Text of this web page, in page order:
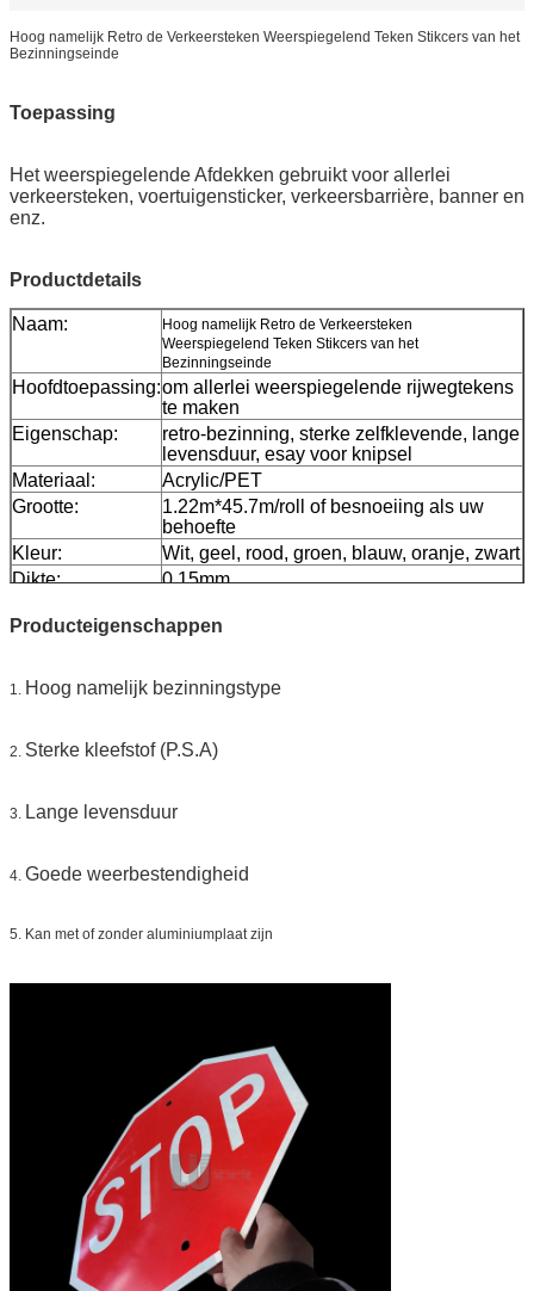
Hoog namelijk Retro de Verkeersteken Weerspiegelend Teken Stikcers van het
Bezinningseinde
Toepassing
Het weerspiegelende Afdekken gebruikt voor allerlei
verkeersteken, voertuigensticker, verkeersbarrière, banner en
enz.
Productdetails
Naam:
Hoog namelijk Retro de Verkeersteken
Weerspiegelend Teken Stikcers van het
Bezinningseinde
Hoofdtoepassing:om allerlei weerspiegelende rijwegtekens
te maken
Eigenschap:
retro-bezinning, sterke zelfklevende, lange
levensduur, esay voor knipsel
Materiaal:
Acrylic/PET
Grootte:
1.22m*45.7m/roll of besnoeiing als uw
behoefte
Kleur:
Wit, geel, rood, groen, blauw, oranje, zwart
Dikte:
0.15mm
Verpakking:
1 broodje wordt ingepakt in 1 karton
Levering
7 dagen, volgens ordehoeveelheid
Producteigenschappen
1. Hoog namelijk bezinningstype
2. Sterke kleefstof (P.S.A)
3. Lange levensduur
4. Goede weerbestendigheid
5. Kan met of zonder aluminiumplaat zijn